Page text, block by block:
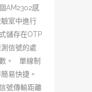
AM2302感
室中進行
儲存在OTP
信號的處
。 單線制
易快捷。
號傳輸距離